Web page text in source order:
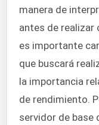
manera de
antes de realizar
es importante
que buscará
la importancia
de rendimiento.
servidor de base